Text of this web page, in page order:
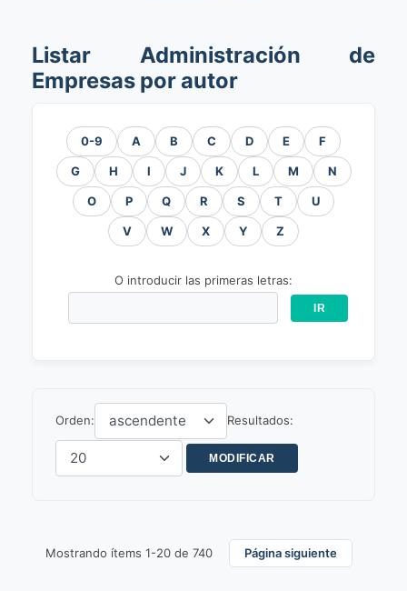
Listar Administración de
Empresas por autor
0-9 A B C D E F
G H I J K L M N
O P Q R S T U
V W X Y Z
O introducir las primeras letras:
Orden: Resultados:
Mostrando ítems 1-20 de 740 Página siguiente